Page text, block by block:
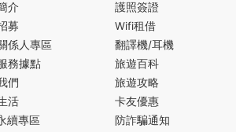
介
募
係人專區
務據點
們
活
續專區
護照簽證
Wifi租借
翻譯機/耳機
旅遊百科
旅遊攻略
卡友優惠
防詐騙通知